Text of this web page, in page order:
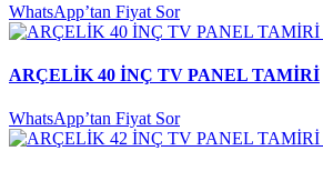
WhatsApp’tan Fiyat Sor
ARÇELİK 40 İNÇ TV PANEL TAMİRİ
WhatsApp’tan Fiyat Sor